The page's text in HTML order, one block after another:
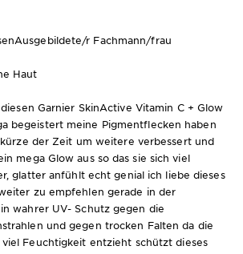
Ausgebildete/r Fachmann/frau
Haut
Garnier SkinActive Vitamin C + Glow
begeistert meine Pigmentflecken haben
der Zeit um weitere verbessert und
mega Glow aus so das sie sich viel
glatter anfühlt echt genial ich liebe dieses
zu empfehlen gerade in der
wahrer UV- Schutz gegen die
und gegen trocken Falten da die
Feuchtigkeit entzieht schützt dieses